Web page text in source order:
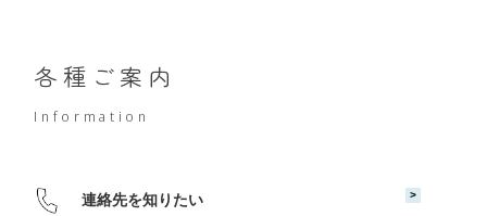
各種ご案内
Information
連絡先を知りたい